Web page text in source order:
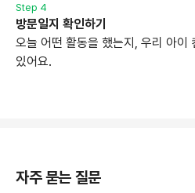
Step 4
방문일지 확인하기
오늘 어떤 활동을 했는지, 우리 아이
있어요.
자주 묻는 질문